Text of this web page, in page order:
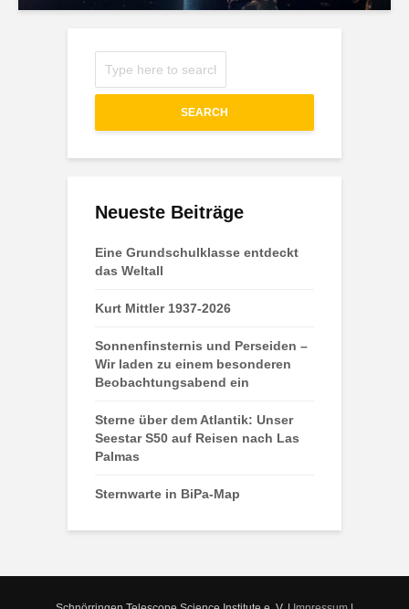
SEARCH
Neueste Beiträge
Eine Grundschulklasse entdeckt
das Weltall
Kurt Mittler 1937-2026
Sonnenfinsternis und Perseiden –
Wir laden zu einem besonderen
Beobachtungsabend ein
Sterne über dem Atlantik: Unser
Seestar S50 auf Reisen nach Las
Palmas
Sternwarte in BiPa-Map